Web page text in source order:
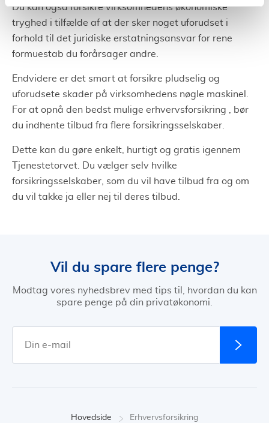
Du kan også forsikre virksomhedens økonomiske
tryghed i tilfælde af at der sker noget uforudset i
forhold til det juridiske erstatningsansvar for rene
formuestab du forårsager andre.
Endvidere er det smart at forsikre pludselig og
uforudsete skader på virksomhedens nøgle maskinel.
For at opnå den bedst mulige erhvervsforsikring , bør
du indhente tilbud fra flere forsikringsselskaber.
Dette kan du gøre enkelt, hurtigt og gratis igennem
Tjenestetorvet. Du vælger selv hvilke
forsikringsselskaber, som du vil have tilbud fra og om
du vil takke ja eller nej til deres tilbud.
Vil du spare flere penge?
Modtag vores nyhedsbrev med tips til, hvordan du kan
spare penge på din privatøkonomi.
Hovedside Erhvervsforsikring